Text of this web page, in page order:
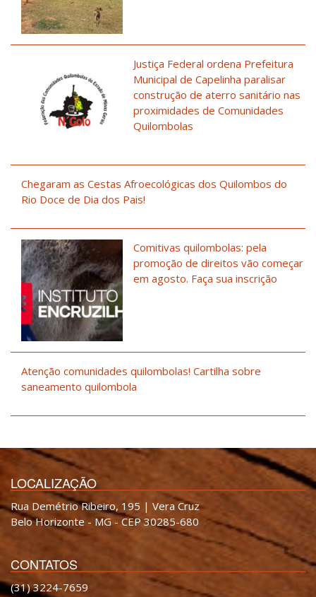
Justiça Federal ordena Prefeitura
Municipal de Capelinha paralisar
construção de aterro sanitário nas
proximidades de Comunidades
Quilombolas
Chegaram as Cestas Afroecológicas dos Quilombos do
Rio Doce de Dia dos Pais!
Comitivas quilombolas: pela
promoção de direitos vão começar
em agosto. Faça sua inscrição
Atenção comunidades quilombolas! Cartilha sobre
saneamento quilombola
LOCALIZAÇÃO
Rua Demétrio Ribeiro, 195 | Vera Cruz
Belo Horizonte - MG - CEP 30285-680
CONTATOS
(31) 3224-7659